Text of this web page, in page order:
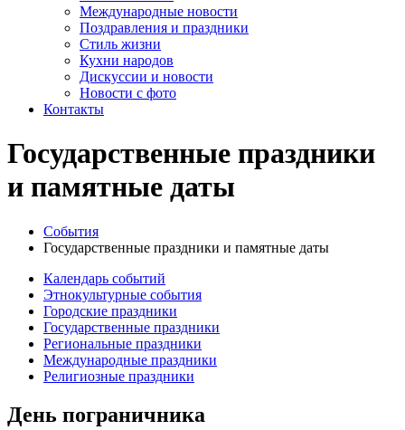
Международные новости
Поздравления и праздники
Cтиль жизни
Кухни народов
Дискуссии и новости
Новости с фото
Контакты
Государственные праздники
и памятные даты
События
Государственные праздники и памятные даты
Календарь событий
Этнокультурные события
Городские праздники
Государственные праздники
Региональные праздники
Международные праздники
Религиозные праздники
День пограничника